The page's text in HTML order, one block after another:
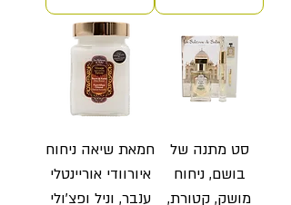
סט מתנה של
בושם, ניחוח
מושק, קטורת,
חמאת שיאה ניחוח
איורוודי אוריינטלי
ענבר, וניל ופצ'ולי